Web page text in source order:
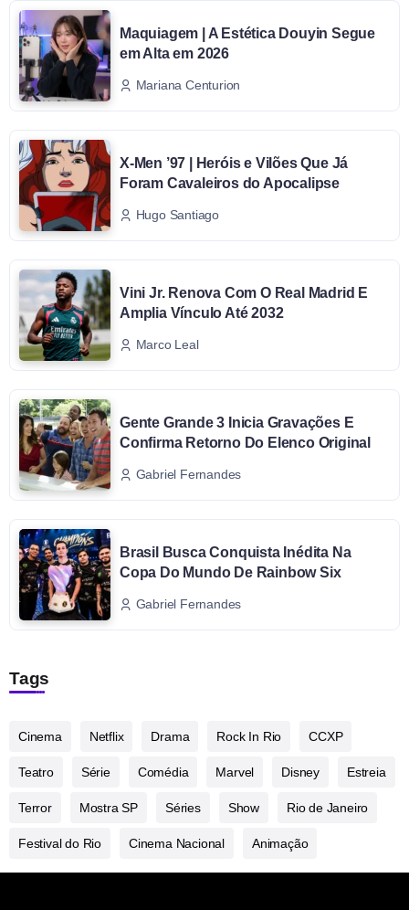
Maquiagem | A Estética Douyin Segue
em Alta em 2026
Mariana Centurion
X-Men ’97 | Heróis e Vilões Que Já
Foram Cavaleiros do Apocalipse
Hugo Santiago
Vini Jr. Renova Com O Real Madrid E
Amplia Vínculo Até 2032
Marco Leal
Gente Grande 3 Inicia Gravações E
Confirma Retorno Do Elenco Original
Gabriel Fernandes
Brasil Busca Conquista Inédita Na
Copa Do Mundo De Rainbow Six
Gabriel Fernandes
Tags
Cinema Netflix Drama Rock In Rio CCXP
Teatro Série Comédia Marvel Disney Estreia
Terror Mostra SP Séries Show Rio de Janeiro
Festival do Rio Cinema Nacional Animação